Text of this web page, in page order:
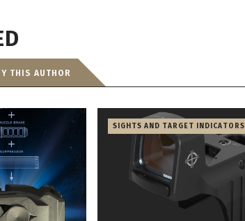
THIS AUTHOR
SIGHTS AND TARGET INDICATORS